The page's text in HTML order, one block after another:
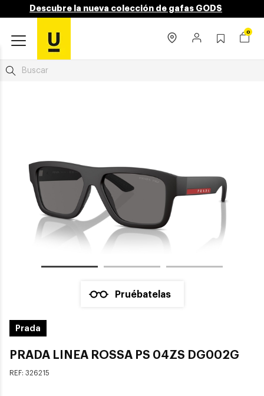
Descubre la nueva colección de gafas GODS
0
Pruébatelas
Prada
PRADA LINEA ROSSA PS 04ZS DG002G
REF: 326215